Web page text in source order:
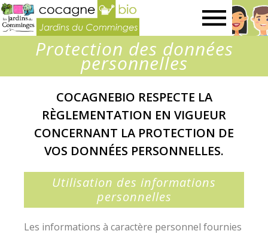
Jardins
du
Protection des données
personnelles
COCAGNEBIO RESPECTE LA
RÈGLEMENTATION EN VIGUEUR
CONCERNANT LA PROTECTION DE
VOS DONNÉES PERSONNELLES.
Utilisation des informations
personnelles
Les informations à caractère personnel fournies